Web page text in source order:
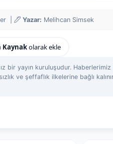
| Yazar: Melihcan Simsek
Kaynakolarak ekle
bir yayın kuruluşudur.
ve şeffaflık ilkelerine bağlı